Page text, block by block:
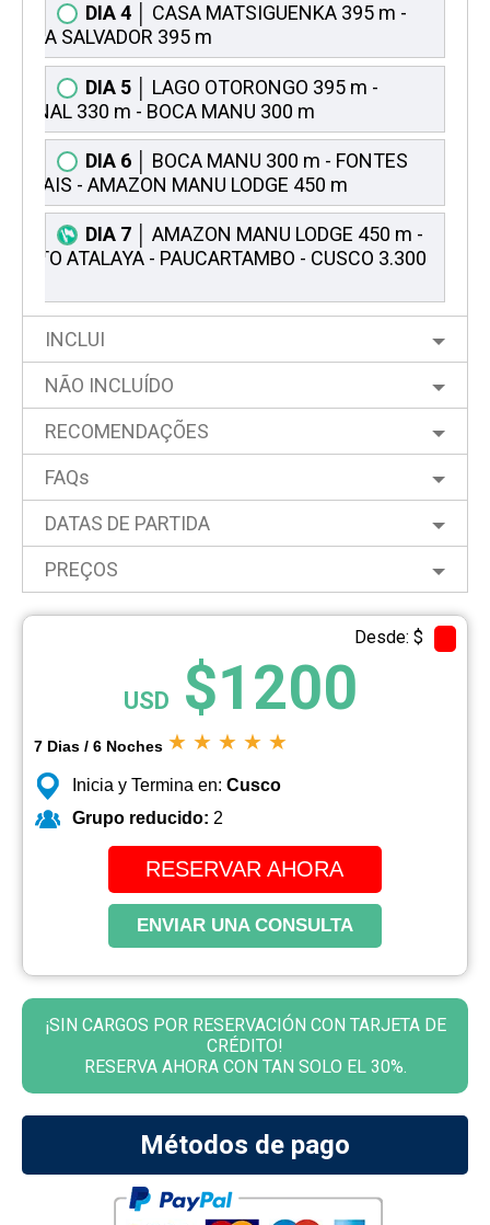
DIA 4│ CASA MATSIGUENKA 395 m -
SALVADOR 395 m
DIA 5│ LAGO OTORONGO 395 m -
330 m - BOCA MANU 300 m
DIA 6│ BOCA MANU 300 m - FONTES
- AMAZON MANU LODGE 450 m
DIA 7│ AMAZON MANU LODGE 450 m -
ATALAYA - PAUCARTAMBO - CUSCO 3.300
INCLUI
NÃO INCLUÍDO
RECOMENDAÇÕES
FAQs
DATAS DE PARTIDA
PREÇOS
Desde: $
USD $1200
7 Dias / 6 Noches ★ ★ ★ ★ ★
Inicia y Termina en: Cusco
Grupo reducido: 2
RESERVAR AHORA
ENVIAR UNA CONSULTA
¡SIN CARGOS POR RESERVACIÓN CON TARJETA DE
CRÉDITO!
RESERVA AHORA CON TAN SOLO EL 30%.
Métodos de pago